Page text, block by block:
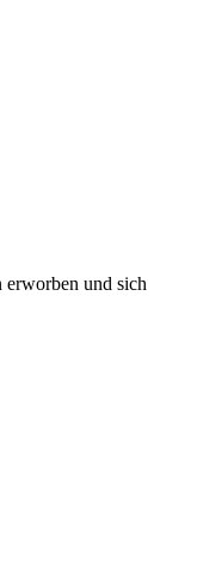
erworben und sich